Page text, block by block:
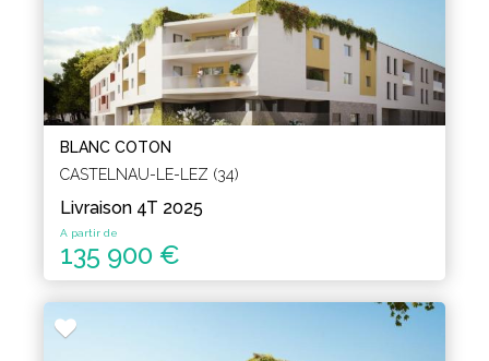
BLANC COTON
CASTELNAU-LE-LEZ (34)
Livraison 4T 2025
A partir de
135 900 €